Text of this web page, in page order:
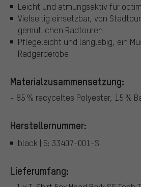
Leicht und atmungsaktiv für
Vielseitig einsetzbar, von
gemütlichen Radtouren
Pflegeleicht und langlebig, ein
Radgarderobe
Materialzusammensetzung:
- 85 % recyceltes Polyester, 15 %
Herstellernummer:
black | S: 33407-001-S
Lieferumfang: